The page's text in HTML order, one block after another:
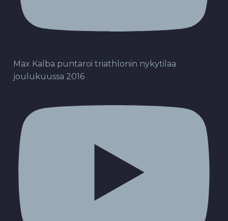
Max Kalba puntaroi triathlonin nykytilaa
joulukuussa 2016